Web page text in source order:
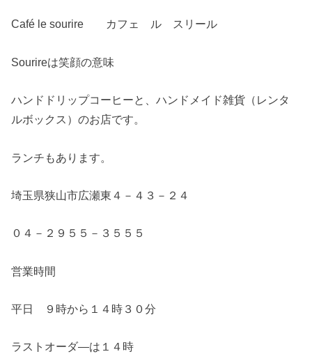
Café le sourire カフェ ル スリール
Sourireは笑顔の意味
ハンドドリップコーヒーと、ハンドメイド雑貨（レンタ
ルボックス）のお店です。
ランチもあります。
埼玉県狭山市広瀬東４－４３－２４
０４－２９５５－３５５５
営業時間
平日 ９時から１４時３０分
ラストオーダ―は１４時